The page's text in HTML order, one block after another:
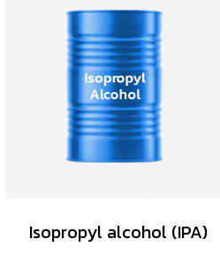
Isopropyl alcohol (IPA)